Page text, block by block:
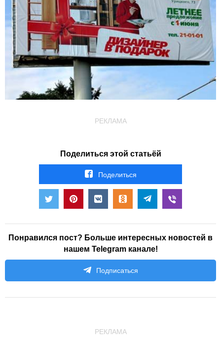
РЕКЛАМА
Поделиться этой статьёй
Поделиться
Понравился пост? Больше интересных новостей в
нашем Telegram канале!
Подписаться
РЕКЛАМА